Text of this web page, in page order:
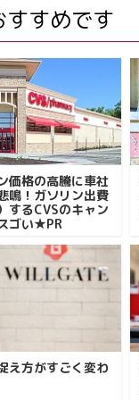
すすめです
価格の高騰に車社
鳴！ガソリン出費
するCVSのキャン
ゴい★PR
え方がすごく変わ